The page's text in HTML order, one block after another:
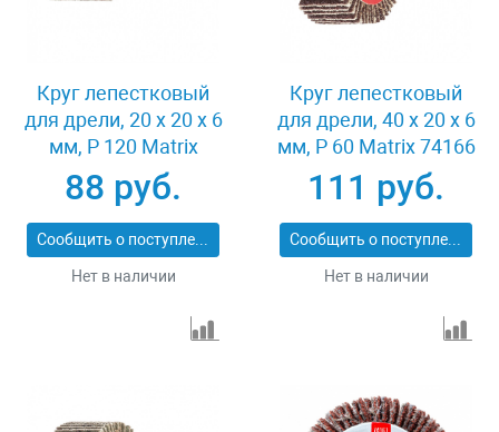
Круг лепестковый
для дрели, 20 х 20 х 6
мм, P 120 Matrix
74104
88 руб.
Сообщить о поступлении
Нет в наличии
Круг лепестковый
для дрели, 40 х 20 х 6
мм, P 60 Matrix 74166
111 руб.
Сообщить о поступлении
Нет в наличии